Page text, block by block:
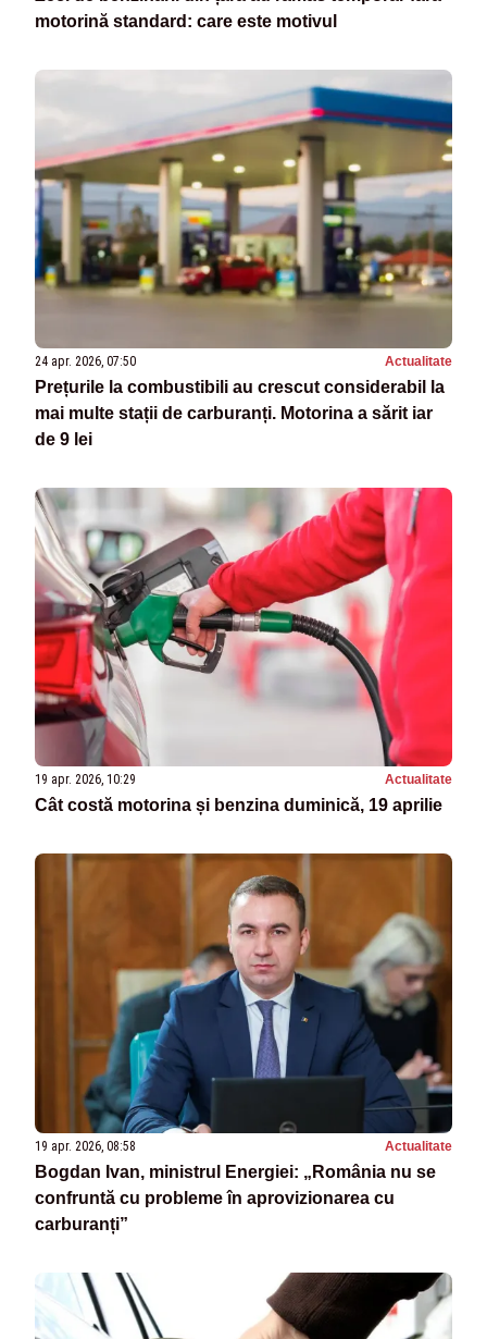
motorină standard: care este motivul
24 apr. 2026, 07:50 Actualitate
Prețurile la combustibili au crescut considerabil la
mai multe stații de carburanți. Motorina a sărit iar
de 9 lei
19 apr. 2026, 10:29 Actualitate
Cât costă motorina și benzina duminică, 19 aprilie
19 apr. 2026, 08:58 Actualitate
Bogdan Ivan, ministrul Energiei: „România nu se
confruntă cu probleme în aprovizionarea cu
carburanți”